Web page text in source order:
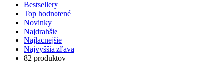
Bestsellery
Top hodnotené
Novinky
Najdrahšie
Najlacnejšie
Najvyššia zľava
82 produktov